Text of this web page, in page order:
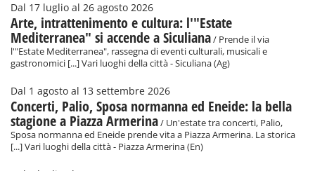
Dal 17 luglio al 26 agosto 2026
Arte, intrattenimento e cultura: l'"Estate
Mediterranea" si accende a Siculiana/ Prende il via
l'"Estate Mediterranea", rassegna di eventi culturali, musicali e
gastronomici [...] Vari luoghi della città - Siculiana (Ag)
Dal 1 agosto al 13 settembre 2026
Concerti, Palio, Sposa normanna ed Eneide: la bella
stagione a Piazza Armerina/ Un'estate tra concerti, Palio,
Sposa normanna ed Eneide prende vita a Piazza Armerina. La storica
[...] Vari luoghi della città - Piazza Armerina (En)